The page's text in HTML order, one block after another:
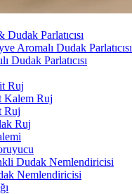
Parlatıcısı
Aromalı Dudak Parlatıcısı
Dudak Parlatıcısı
Ruj
Kalem Ruj
Ruj
Ruj
Dudak Nemlendiricisi
Nemlendiricisi